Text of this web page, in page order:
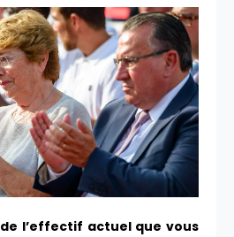
l’effectif actuel que vous